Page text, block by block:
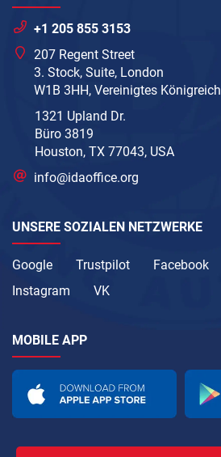
+1 205 855 3153
207 Regent Street
3. Stock, Suite, London
W1B 3HH, Vereinigtes Königreich
1321 Upland Dr.
Büro 3819
Houston, TX 77043, USA
info@idaoffice.org
UNSERE SOZIALEN NETZWERKE
Google Trustpilot Facebook
Instagram
VK
MOBILE APP